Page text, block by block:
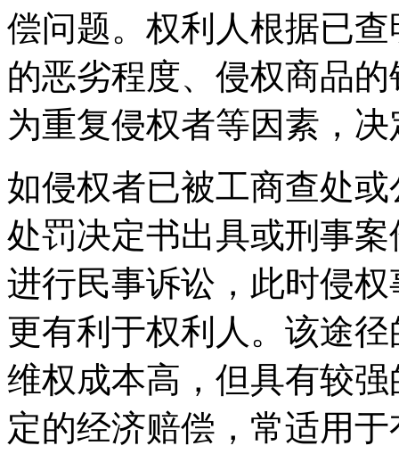
偿问题。权利人根据已
的恶劣程度、侵权商品
为重复侵权者等因素，
如侵权者已被工商查处
处罚决定书出具或刑事
进行民事诉讼，此时侵
更有利于权利人。该途
维权成本高，但具有较
定的经济赔偿，常适用